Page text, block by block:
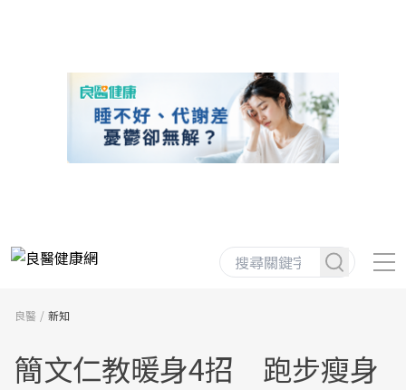
良醫 新知
簡文仁教暖身4招 跑步瘦身